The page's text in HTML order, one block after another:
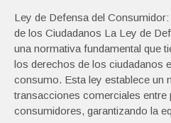
Ley de Defensa del
de los Ciudadanos La Ley de
una normativa fundamental que
los derechos de los ciudadanos
consumo. Esta ley establece un
transacciones comerciales entre
consumidores, garantizando la